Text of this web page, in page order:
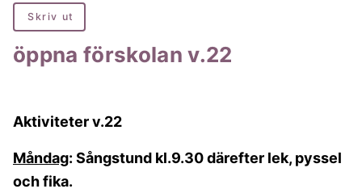
Skriv ut
öppna förskolan v.22
Aktiviteter v.22
Måndag: Sångstund kl.9.30 därefter lek, pyssel
och fika.